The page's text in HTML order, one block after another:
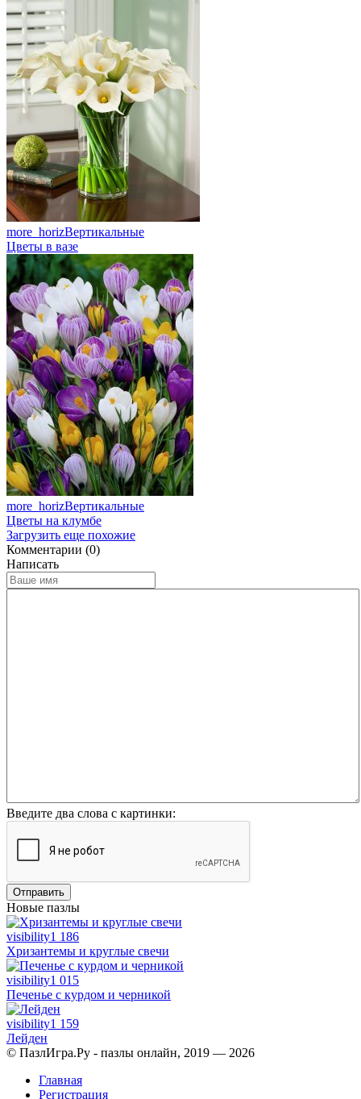
more_horizВертикальные
Цветы в вазе
more_horizВертикальные
Цветы на клумбе
Загрузить еще похожие
Комментарии (0)
Написать
Введите два слова с картинки:
Отправить
Новые пазлы
visibility1 186
Хризантемы и круглые свечи
visibility1 015
Печенье с курдом и черникой
visibility1 159
Лейден
© ПазлИгра.Ру - пазлы онлайн, 2019 — 2026
Главная
Регистрация